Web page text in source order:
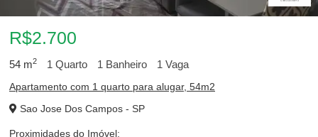
R$2.700
54 m2 1 Quarto 1 Banheiro 1 Vaga
Apartamento com 1 quarto para alugar, 54m2
Sao Jose Dos Campos - SP
Proximidades do Imóvel: